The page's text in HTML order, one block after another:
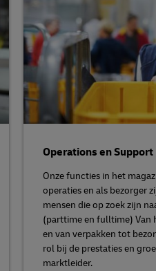
Operations en Support
Onze functies in het
operaties en als bezorger
mensen die op zoek zijn
(parttime en fulltime) Van
en van verpakken tot
rol bij de prestaties en
marktleider.